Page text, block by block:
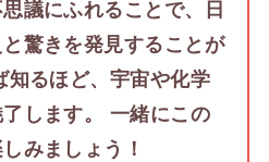
議にふれることで、日
驚きを発見することが
知るほど、宇宙や化学
します。 一緒にこの
みましょう！